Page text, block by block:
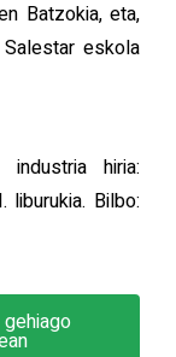
Batzokia, eta,
eskola
industria hiria:
Bilbo: